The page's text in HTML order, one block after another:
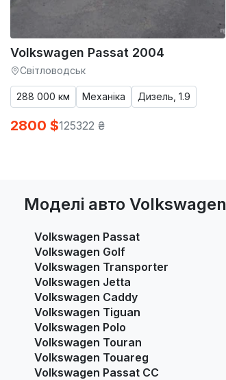
Volkswagen Passat 2004
Світловодськ
288 000 км Механіка Дизель, 1.9
2800 $125322 ₴
Моделі авто Volkswagen
Volkswagen Passat
Volkswagen Golf
Volkswagen Transporter
Volkswagen Jetta
Volkswagen Caddy
Volkswagen Tiguan
Volkswagen Polo
Volkswagen Touran
Volkswagen Touareg
Volkswagen Passat CC